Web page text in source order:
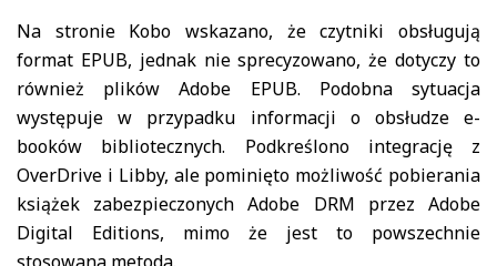
Na stronie Kobo wskazano, że czytniki obsługują
format EPUB, jednak nie sprecyzowano, że dotyczy to
również plików Adobe EPUB. Podobna sytuacja
występuje w przypadku informacji o obsłudze e-
booków bibliotecznych. Podkreślono integrację z
OverDrive i Libby, ale pominięto możliwość pobierania
książek zabezpieczonych Adobe DRM przez Adobe
Digital Editions, mimo że jest to powszechnie